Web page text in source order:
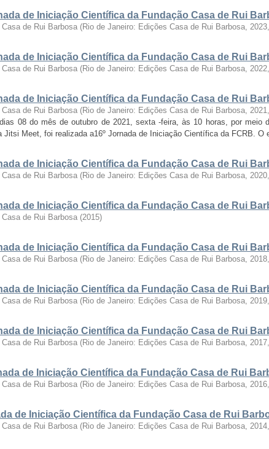
de Iniciação Científica da Fundação Casa de Rui
Casa de Rui Barbosa (Rio de Janeiro: Edições Casa de Rui Barbosa, 2023,
de Iniciação Científica da Fundação Casa de Rui
Casa de Rui Barbosa (Rio de Janeiro: Edições Casa de Rui Barbosa, 2022,
de Iniciação Científica da Fundação Casa de Rui
Casa de Rui Barbosa (Rio de Janeiro: Edições Casa de Rui Barbosa, 2021,
08 do mês de outubro de 2021, sexta -feira, às 10 horas, por meio
Jitsi Meet, foi realizada a16º Jornada de Iniciação Científica da FCRB. O
de Iniciação Científica da Fundação Casa de Rui
Casa de Rui Barbosa (Rio de Janeiro: Edições Casa de Rui Barbosa, 2020,
de Iniciação Científica da Fundação Casa de Rui
Casa de Rui Barbosa (2015)
de Iniciação Científica da Fundação Casa de Rui
Casa de Rui Barbosa (Rio de Janeiro: Edições Casa de Rui Barbosa, 2018,
de Iniciação Científica da Fundação Casa de Rui
Casa de Rui Barbosa (Rio de Janeiro: Edições Casa de Rui Barbosa, 2019,
de Iniciação Científica da Fundação Casa de Rui
Casa de Rui Barbosa (Rio de Janeiro: Edições Casa de Rui Barbosa, 2017,
de Iniciação Científica da Fundação Casa de Rui
Casa de Rui Barbosa (Rio de Janeiro: Edições Casa de Rui Barbosa, 2016,
de Iniciação Científica da Fundação Casa de Rui
Casa de Rui Barbosa (Rio de Janeiro: Edições Casa de Rui Barbosa, 2014,